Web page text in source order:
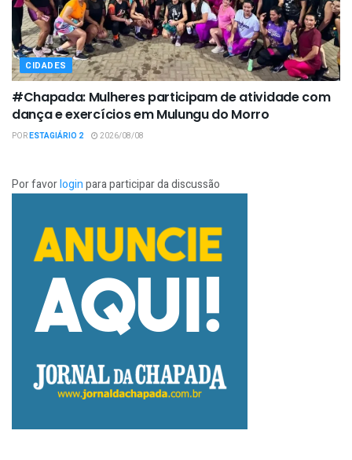
CIDADES
#Chapada: Mulheres participam de atividade com
dança e exercícios em Mulungu do Morro
PORESTAGIÁRIO 2 2026/08/08
Por favorloginpara participar da discussão